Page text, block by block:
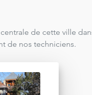
de cette ville
de nos techniciens.